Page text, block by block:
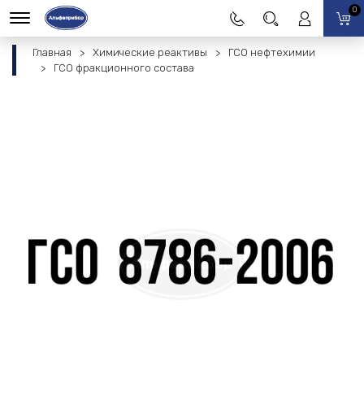
0
Главная Химические реактивы
ГСО нефтехимии
ГСО фракционного состава